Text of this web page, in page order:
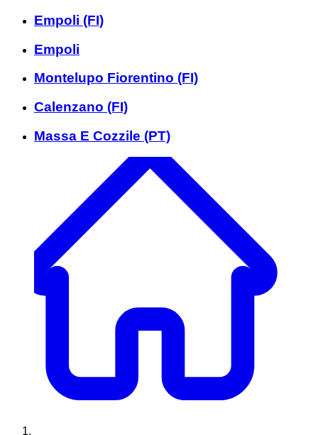
Empoli (FI)
Empoli
Montelupo Fiorentino (FI)
Calenzano (FI)
Massa E Cozzile (PT)